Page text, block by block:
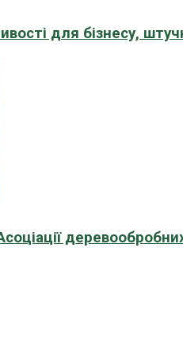
для бізнесу,